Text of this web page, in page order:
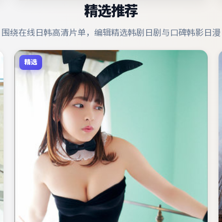
精选推荐
围绕在线日韩高清片单，编辑精选韩剧日剧与口碑韩影日漫
精选